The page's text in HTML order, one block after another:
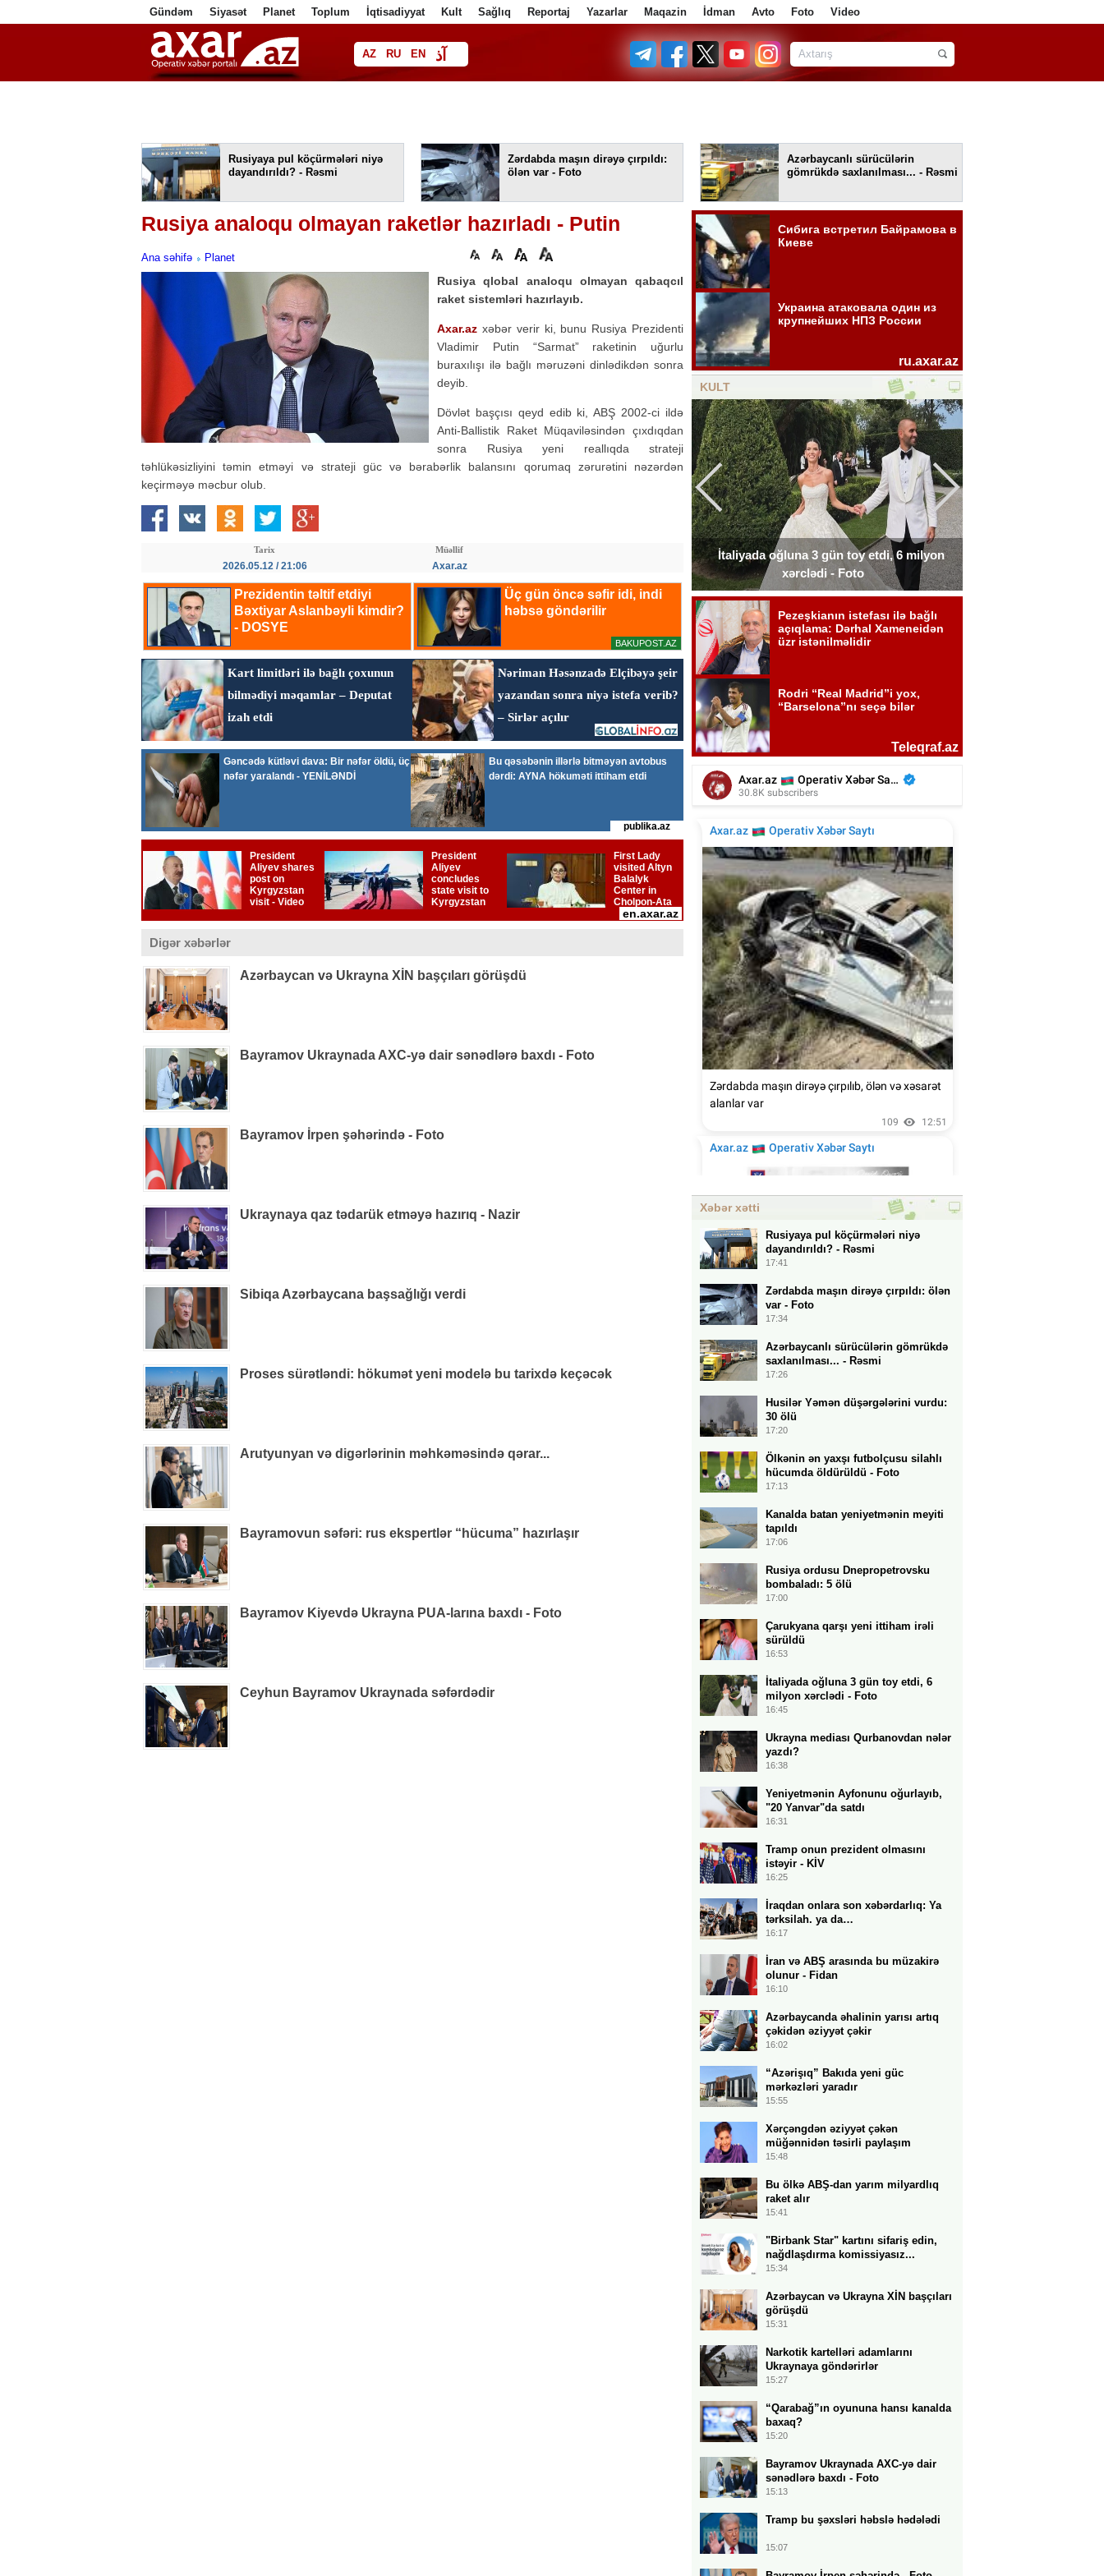
Gündəm Siyasət Planet Toplum İqtisadiyyat Kult Sağlıq Reportaj Yazarlar Maqazin İdman Avto Foto Video
AZ RU EN آذ
فا
Rusiyaya pul köçürmələri niyə
dayandırıldı? - Rəsmi
Zərdabda maşın dirəyə çırpıldı:
ölən var - Foto
Azərbaycanlı sürücülərin
gömrükdə saxlanılması... - Rəsmi
Rusiya analoqu olmayan raketlər hazırladı - Putin
Ana səhifə Planet
Rusiya qlobal analoqu olmayan qabaqcıl
raket sistemləri hazırlayıb.
Axar.az xəbər verir ki, bunu Rusiya Prezidenti
Vladimir Putin “Sarmat” raketinin uğurlu
buraxılışı ilə bağlı məruzəni dinlədikdən sonra
deyib.
Dövlət başçısı qeyd edib ki, ABŞ 2002-ci ildə
Anti-Ballistik Raket Müqaviləsindən çıxdıqdan
sonra Rusiya yeni reallıqda strateji
təhlükəsizliyini təmin etməyi və strateji güc və bərabərlik balansını qorumaq zərurətini nəzərdən
keçirməyə məcbur olub.
Tarix
2026.05.12 / 21:06
Müəllif
Axar.az
Digər xəbərlər
Azərbaycan və Ukrayna XİN başçıları görüşdü
Bayramov Ukraynada AXC-yə dair sənədlərə baxdı - Foto
Bayramov İrpen şəhərində - Foto
Ukraynaya qaz tədarük etməyə hazırıq - Nazir
Sibiqa Azərbaycana başsağlığı verdi
Proses sürətləndi: hökumət yeni modelə bu tarixdə keçəcək
Arutyunyan və digərlərinin məhkəməsində qərar...
Bayramovun səfəri: rus ekspertlər “hücuma” hazırlaşır
Bayramov Kiyevdə Ukrayna PUA-larına baxdı - Foto
Ceyhun Bayramov Ukraynada səfərdədir
KULT
Elçinin Fəxri xiyabandakı qəbirüstü abidəsi -
İtaliyada oğluna 3 gün toy etdi, 6 milyon
xərclədi - Foto
Elçinin Fəxri xiyabandakı qəbirüstü abidəsi -
Foto
İtaliyada oğluna 3 gün toy etdi, 6 milyon
Xəbər xətti
Rusiyaya pul köçürmələri niyə
dayandırıldı? - Rəsmi
17:41
Zərdabda maşın dirəyə çırpıldı: ölən
var - Foto
17:34
Azərbaycanlı sürücülərin gömrükdə
saxlanılması... - Rəsmi
17:26
Husilər Yəmən düşərgələrini vurdu:
30 ölü
17:20
Ölkənin ən yaxşı futbolçusu silahlı
hücumda öldürüldü - Foto
17:13
Kanalda batan yeniyetmənin meyiti
tapıldı
17:06
Rusiya ordusu Dnepropetrovsku
bombaladı: 5 ölü
17:00
Çarukyana qarşı yeni ittiham irəli
sürüldü
16:53
İtaliyada oğluna 3 gün toy etdi, 6
milyon xərclədi - Foto
16:45
Ukrayna mediası Qurbanovdan nələr
yazdı?
16:38
Yeniyetmənin Ayfonunu oğurlayıb,
"20 Yanvar"da satdı
16:31
Tramp onun prezident olmasını
istəyir - KİV
16:25
İraqdan onlara son xəbərdarlıq: Ya
tərksilah. ya da…
16:17
İran və ABŞ arasında bu müzakirə
olunur - Fidan
16:10
Azərbaycanda əhalinin yarısı artıq
çəkidən əziyyət çəkir
16:02
“Azərişıq” Bakıda yeni güc
mərkəzləri yaradır
15:55
Xərçəngdən əziyyət çəkən
müğənnidən təsirli paylaşım
15:48
Bu ölkə ABŞ-dan yarım milyardlıq
raket alır
15:41
"Birbank Star" kartını sifariş edin,
nağdlaşdırma komissiyasız...
15:34
Azərbaycan və Ukrayna XİN başçıları
görüşdü
15:31
Narkotik kartelləri adamlarını
Ukraynaya göndərirlər
15:27
“Qarabağ”ın oyununa hansı kanalda
baxaq?
15:20
Bayramov Ukraynada AXC-yə dair
sənədlərə baxdı - Foto
15:13
Tramp bu şəxsləri həbslə hədələdi
15:07